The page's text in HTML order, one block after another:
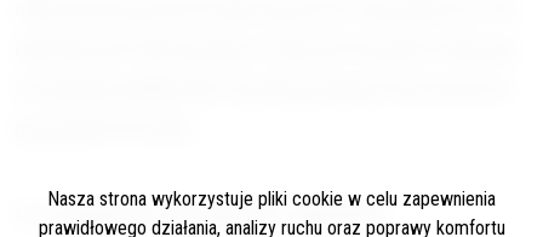
Co oznacza przyjęcie raportu
Nasza strona wykorzystuje pliki cookie w celu zapewnienia
prawidłowego działania, analizy ruchu oraz poprawy komfortu